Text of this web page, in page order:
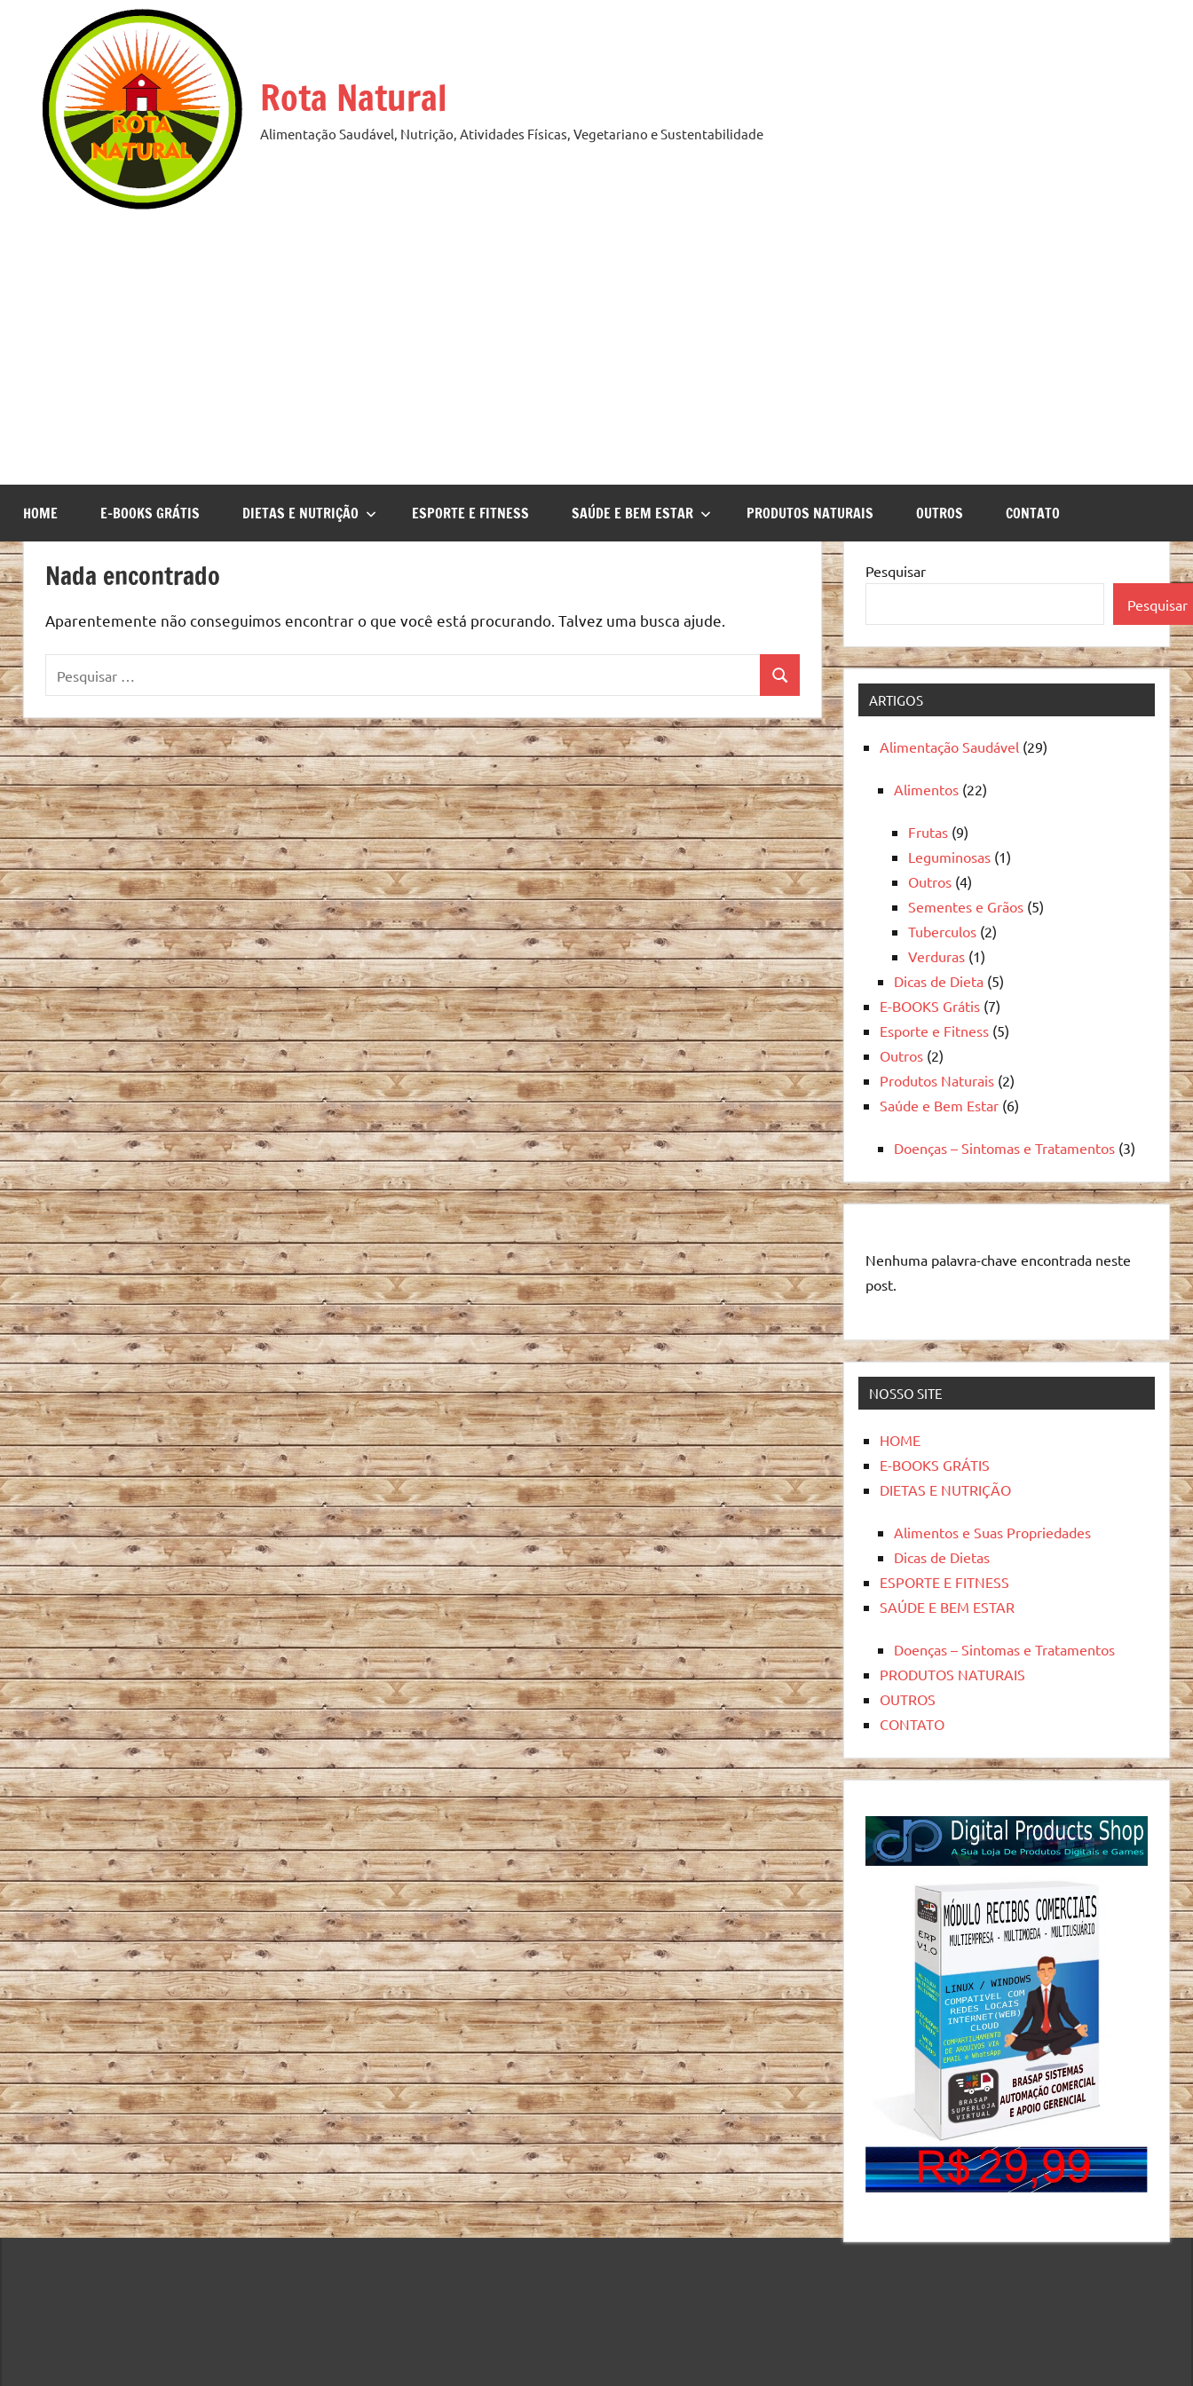
conteúdo
Rota Natural
Alimentação Saudável, Nutrição, Atividades Físicas, Vegetariano e Sustentabilidade
HOME E-BOOKS GRÁTIS DIETAS E NUTRIÇÃO ESPORTE E FITNESS SAÚDE E BEM ESTAR PRODUTOS NATURAIS OUTROS CONTATO
Nada encontrado
Aparentemente não conseguimos encontrar o que você está procurando. Talvez uma busca ajude.
Pesquisar
por:
Pesquisa
Pesquisar
Pesquisar
ARTIGOS
Alimentação Saudável (29)
Alimentos (22)
Frutas (9)
Leguminosas (1)
Outros (4)
Sementes e Grãos (5)
Tuberculos (2)
Verduras (1)
Dicas de Dieta (5)
E-BOOKS Grátis (7)
Esporte e Fitness (5)
Outros (2)
Produtos Naturais (2)
Saúde e Bem Estar (6)
Doenças – Sintomas e Tratamentos (3)
Nenhuma palavra-chave encontrada neste
post.
NOSSO SITE
HOME
E-BOOKS GRÁTIS
DIETAS E NUTRIÇÃO
Alimentos e Suas Propriedades
Dicas de Dietas
ESPORTE E FITNESS
SAÚDE E BEM ESTAR
Doenças – Sintomas e Tratamentos
PRODUTOS NATURAIS
OUTROS
CONTATO